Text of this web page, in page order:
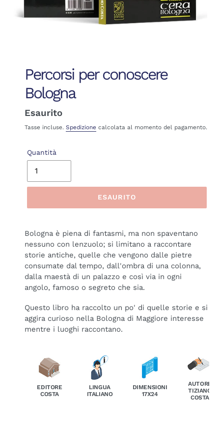
Percorsi per conoscere
Bologna
Prezzo
di
Esaurito
Tasse incluse. Spedizione calcolata al momento del pagamento.
Quantità
ESAURITO
Bologna è piena di fantasmi, ma non spaventano
nessuno con lenzuolo; si limitano a raccontare
storie antiche, quelle che vengono dalle pietre
consumate dal tempo, dall'ombra di una colonna,
dalla maestà di un palazzo e così via in ogni
angolo, famoso o segreto che sia.
Questo libro ha raccolto un po' di quelle storie e si
aggira curioso nella Bologna di Maggiore interesse
mentre i luoghi raccontano.
EDITORE
COSTA
LINGUA
ITALIANO
DIMENSIONI
17X24
AUTORE
TIZIANO
COSTA